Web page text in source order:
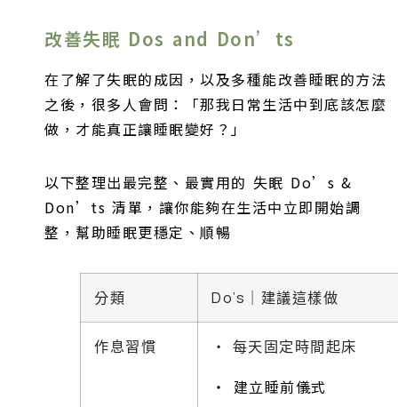
改善失眠 Dos and Don’ts
在了解了失眠的成因，以及多種能改善睡眠的方法
之後，很多人會問：「那我日常生活中到底該怎麼
做，才能真正讓睡眠變好？」
以下整理出最完整、最實用的 失眠 Do’s &
Don’ts 清單，讓你能夠在生活中立即開始調
整，幫助睡眠更穩定、順暢
分類 Do’s｜建議這樣做
作息習慣 ‧ 每天固定時間起床
‧ 建立睡前儀式